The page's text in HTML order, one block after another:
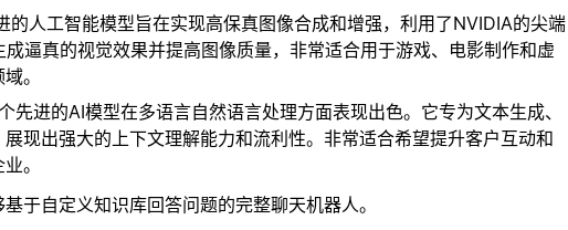
的人工智能模型旨在实现高保真图像合成和增强，利用了NVIDIA的尖端
逼真的视觉效果并提高图像质量，非常适合用于游戏、电影制作和虚
。
先进的AI模型在多语言自然语言处理方面表现出色。它专为文本生成、
现出强大的上下文理解能力和流利性。非常适合希望提升客户互动和
。
于自定义知识库回答问题的完整聊天机器人。